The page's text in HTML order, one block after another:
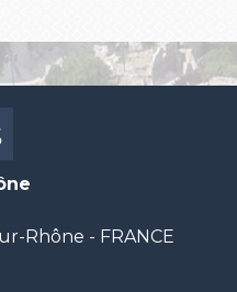
Rhône - FRANCE